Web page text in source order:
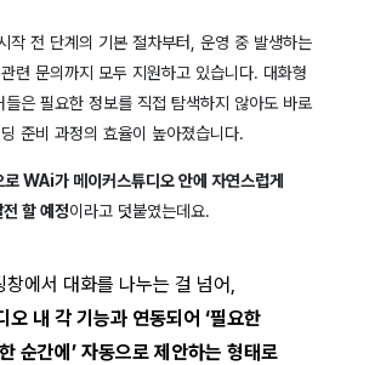
작 전 단계의 기본 절차부터, 운영 중 발생하는
련 문의까지 모두 지원하고 있습니다. 대화형
들은 필요한 정보를 직접 탐색하지 않아도 바로
준비 과정의 효율이 높아졌습니다.
WAi가 메이커스튜디오 안에 자연스럽게
할 예정이라고 덧붙였는데요.
창에서 대화를 나누는 걸 넘어,
오 내 각 기능과 연동되어 ‘필요한
순간에’ 자동으로 제안하는 형태로